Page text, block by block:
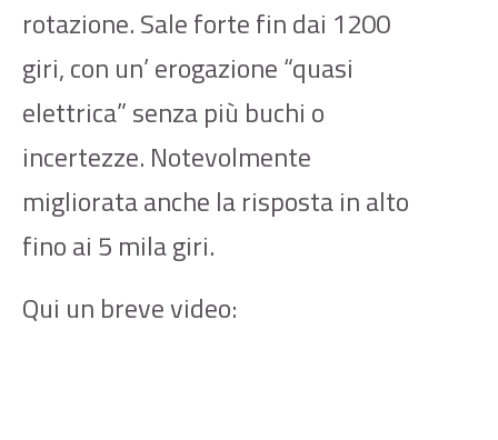
rotazione. Sale forte fin dai 1200
giri, con un’ erogazione “quasi
elettrica” senza più buchi o
incertezze. Notevolmente
migliorata anche la risposta in alto
fino ai 5 mila giri.
Qui un breve video: